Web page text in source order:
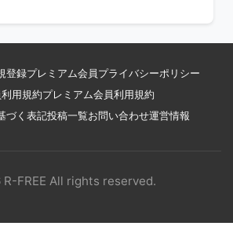
登録プレミアム会員 プライバシーポリシー
用規約プレミアム会員利用規約
づく表記投稿一覧お問い合わせ運営情報
FREE All rights reserved.